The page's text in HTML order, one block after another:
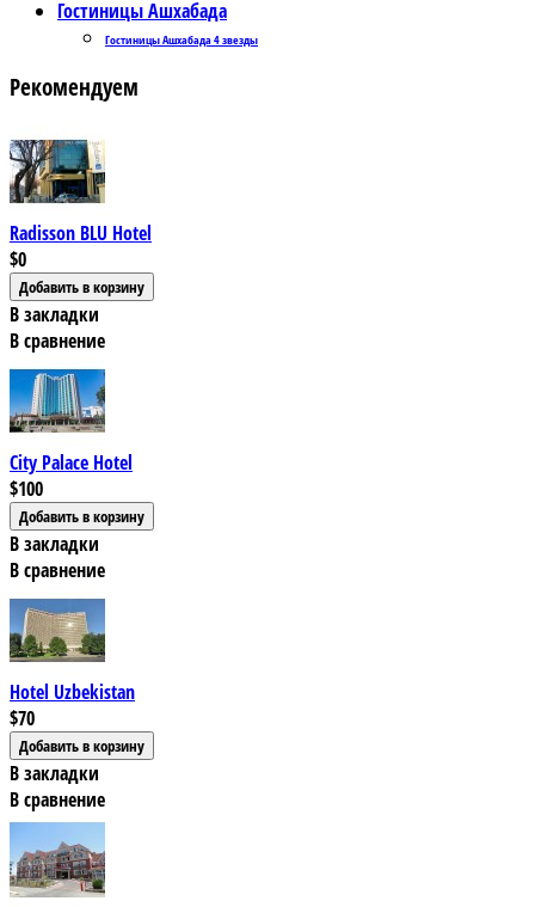
Гостиницы Ашхабада
Гостиницы Ашхабада 4 звезды
Рекомендуем
Radisson BLU Hotel
$0
В закладки
В сравнение
City Palace Hotel
$100
В закладки
В сравнение
Hotel Uzbekistan
$70
В закладки
В сравнение